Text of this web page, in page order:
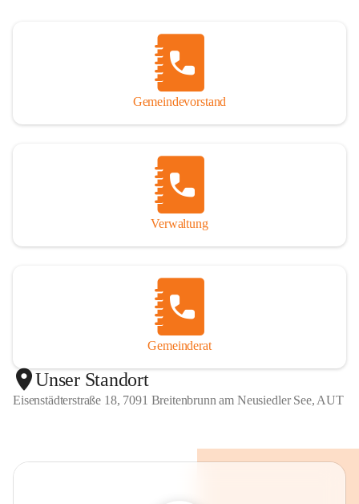
Gemeindevorstand
Verwaltung
Gemeinderat
Unser Standort
Eisenstädterstraße 18, 7091 Breitenbrunn am Neusiedler See, AUT